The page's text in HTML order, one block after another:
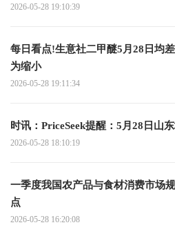
2026-05-28 19:10:39
每日看点!生意社二甲醚5月28日均
为缩小
2026-05-28 19:11:34
时讯：PriceSeek提醒：5月28日山
2026-05-28 18:10:19
一季度我国农产品与食材消费市场
点
2026-05-28 16:20:08